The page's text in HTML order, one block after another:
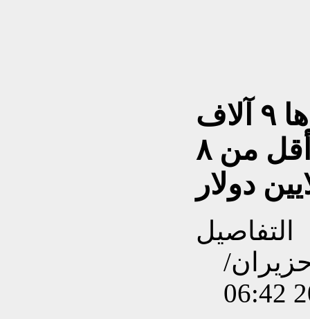
جزيرة في اسكتلندا عمرها ٩ آلاف
عام تُعرض للبيع بسعر أقل من ٨
دولار
التفاصيل
بتاريخ الإثنين, 16 حزيران/